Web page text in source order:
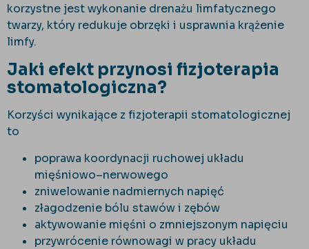
korzystne jest wykonanie drenażu limfatycznego
twarzy, który redukuje obrzęki i usprawnia krążenie
limfy.
Jaki efekt przynosi fizjoterapia
stomatologiczna?
Korzyści wynikające z fizjoterapii stomatologicznej
to
poprawa koordynacji ruchowej układu
mięśniowo–nerwowego
zniwelowanie nadmiernych napięć
złagodzenie bólu stawów i zębów
aktywowanie mięśni o zmniejszonym napięciu
przywrócenie równowagi w pracy układu